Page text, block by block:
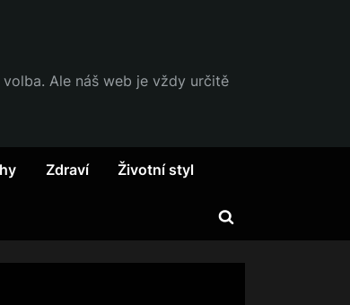
Ale náš web je vždy určitě
Zdraví Životní styl
Toggle